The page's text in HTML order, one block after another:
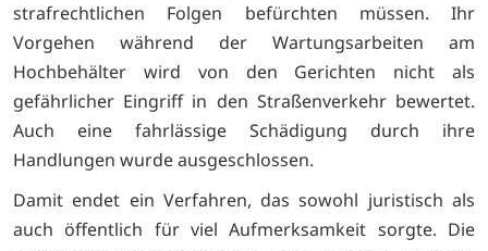
strafrechtlichen Folgen befürchten müssen. Ihr
Vorgehen während der Wartungsarbeiten am
Hochbehälter wird von den Gerichten nicht als
gefährlicher Eingriff in den Straßenverkehr bewertet.
Auch eine fahrlässige Schädigung durch ihre
Handlungen wurde ausgeschlossen.
Damit endet ein Verfahren, das sowohl juristisch als
auch öffentlich für viel Aufmerksamkeit sorgte. Die